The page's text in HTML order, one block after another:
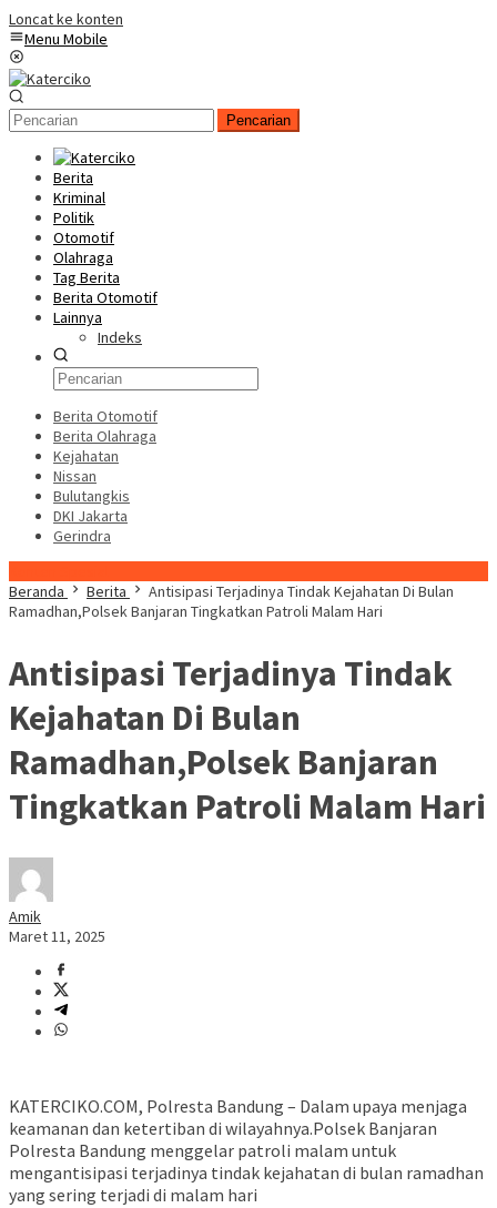
Loncat ke konten
Menu Mobile
Pencarian
Berita
Kriminal
Politik
Otomotif
Olahraga
Tag Berita
Berita Otomotif
Lainnya
Indeks
Berita Otomotif
Berita Olahraga
Kejahatan
Nissan
Bulutangkis
DKI Jakarta
Gerindra
Beranda
Berita
Antisipasi Terjadinya Tindak Kejahatan Di Bulan
Ramadhan,Polsek Banjaran Tingkatkan Patroli Malam Hari
Antisipasi Terjadinya Tindak
Kejahatan Di Bulan
Ramadhan,Polsek Banjaran
Tingkatkan Patroli Malam Hari
Amik
Maret 11, 2025
KATERCIKO.COM, Polresta Bandung – Dalam upaya menjaga
keamanan dan ketertiban di wilayahnya.Polsek Banjaran
Polresta Bandung menggelar patroli malam untuk
mengantisipasi terjadinya tindak kejahatan di bulan ramadhan
yang sering terjadi di malam hari